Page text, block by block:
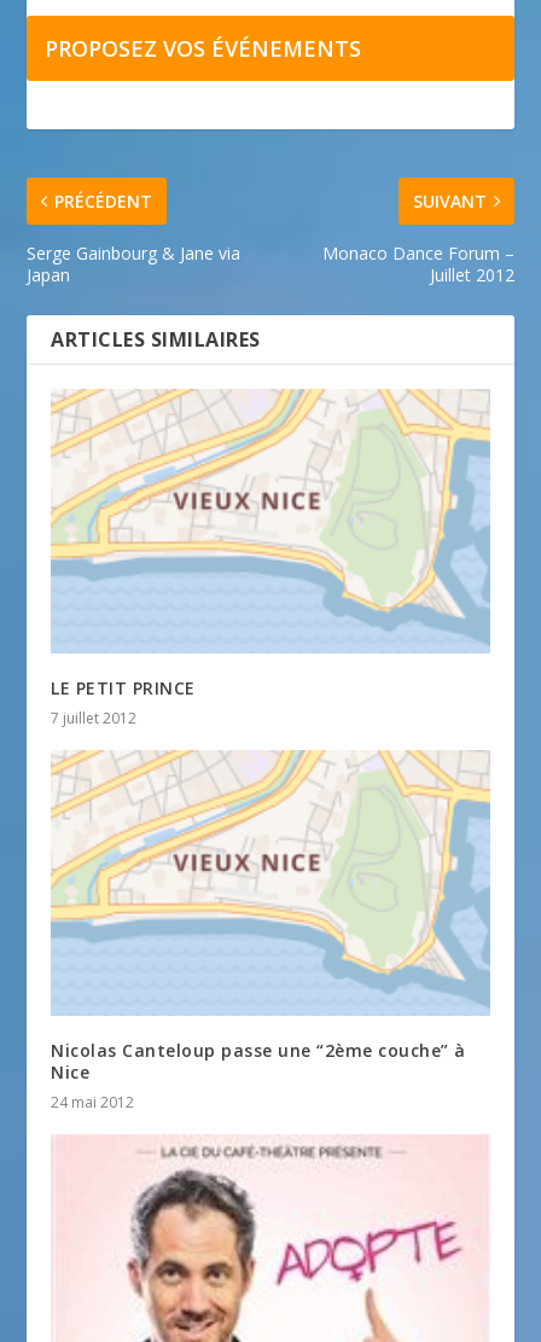
PROPOSEZ VOS ÉVÉNEMENTS
PRÉCÉDENT
Serge Gainbourg & Jane via
Japan
SUIVANT
Monaco Dance Forum –
Juillet 2012
ARTICLES SIMILAIRES
LE PETIT PRINCE
7 juillet 2012
Nicolas Canteloup passe une “2ème couche” à
Nice
24 mai 2012